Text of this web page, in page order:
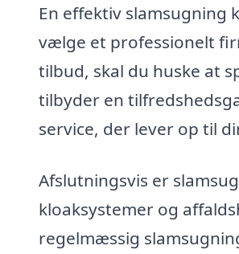
En effektiv
vælge et professionelt
tilbud, skal du huske at
tilbyder en
service, der lever op til
Afslutningsvis er
kloaksystemer og
regelmæssig